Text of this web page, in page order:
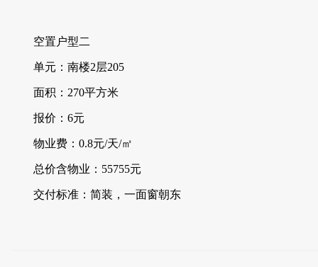
空置户型二
单元：南楼2层205
面积：270平方米
报价：6元
物业费：0.8元/天/㎡
总价含物业：55755元
交付标准：简装，一面窗朝东